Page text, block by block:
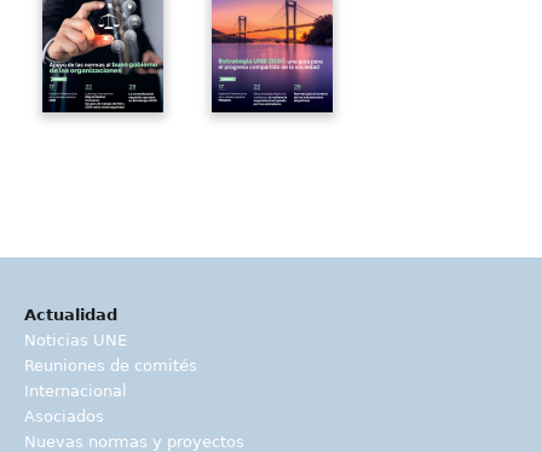
Actualidad
Noticias UNE
Reuniones de comités
Internacional
Asociados
Nuevas normas y proyectos